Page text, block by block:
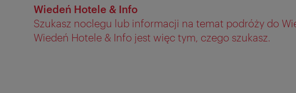
Wiedeń Hotele & Info
Szukasz noclegu lub informacji na temat podróży do
Wiedeń Hotele & Info jest więc tym, czego szukasz.